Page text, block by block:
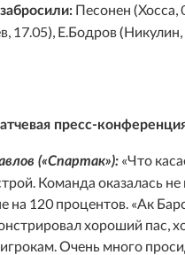
Песонен (Хосса,
17.05), Е.Бодров
пресс-
(«Спартак»): «Что
Команда оказалась
на 120 процентов. «Ак
хороший пас,
Очень много